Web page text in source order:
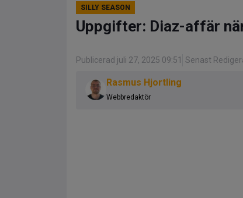
SILLY SEASON
Uppgifter: Diaz-affär
Publicerad juli 27, 2025 09:51 Senast
Rasmus Hjortling
Webbredaktör